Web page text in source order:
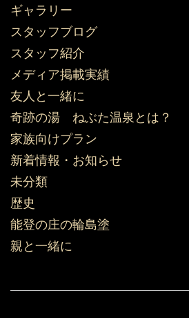
ギャラリー
スタッフブログ
スタッフ紹介
メディア掲載実績
友人と一緒に
奇跡の湯 ねぶた温泉とは？
家族向けプラン
新着情報・お知らせ
未分類
歴史
能登の庄の輪島塗
親と一緒に